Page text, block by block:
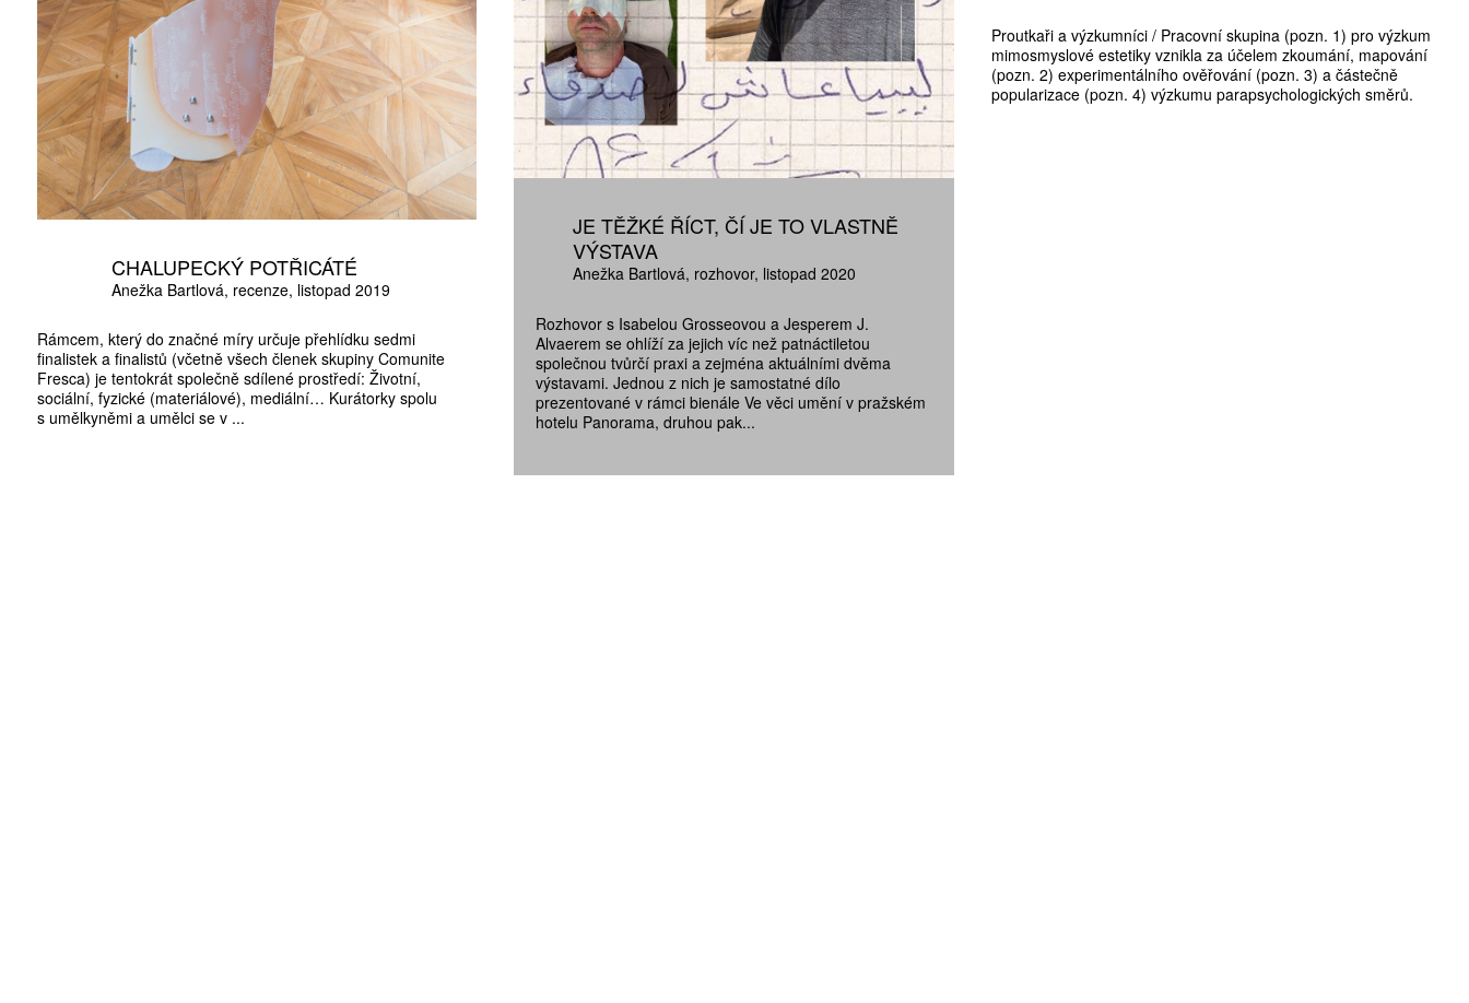
CHALUPECKÝ POTŘICÁTÉ
Anežka Bartlová recenze listopad 2019
Rámcem, který do značné míry určuje přehlídku sedmi
finalistek a finalistů (včetně všech členek skupiny Comunite
Fresca) je tentokrát společně sdílené prostředí: Životní,
sociální, fyzické (materiálové), mediální… Kurátorky spolu
s umělkyněmi a umělci se v ...
JE TĚŽKÉ ŘÍCT, ČÍ JE TO VLASTNĚ
VÝSTAVA
Anežka Bartlová rozhovor listopad 2020
Rozhovor s Isabelou Grosseovou a Jesperem J.
Alvaerem se ohlíží za jejich víc než patnáctiletou
společnou tvůrčí praxi a zejména aktuálními dvěma
výstavami. Jednou z nich je samostatné dílo
prezentované v rámci bienále Ve věci umění v pražském
hotelu Panorama, druhou pak...
Proutkaři a výzkumníci / Pracovní skupina (pozn. 1) pro výzkum
mimosmyslové estetiky vznikla za účelem zkoumání, mapování
(pozn. 2) experimentálního ověřování (pozn. 3) a částečně
popularizace (pozn. 4) výzkumu parapsychologických směrů.